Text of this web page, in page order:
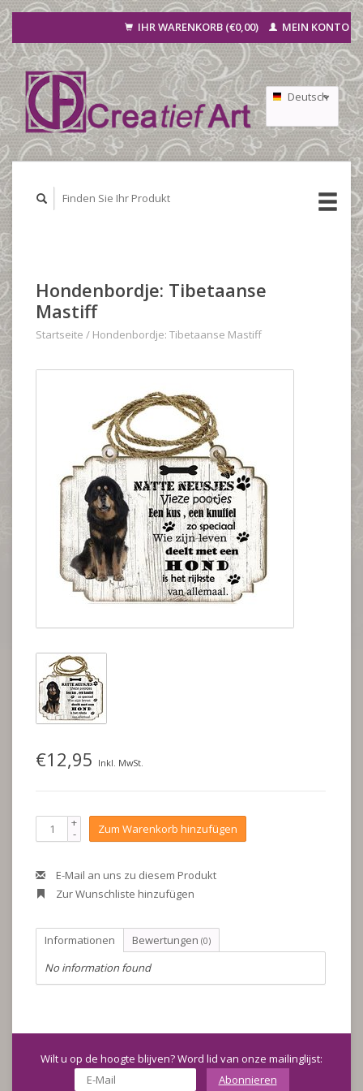
IHR WARENKORB (€0,00) MEIN KONTO
Deutsch
Nederlands
Hondenbordje: Tibetaanse
Mastiff
Startseite / Hondenbordje: Tibetaanse Mastiff
€12,95 Inkl. MwSt.
+
- Zum Warenkorb hinzufügen
E-Mail an uns zu diesem Produkt
Zur Wunschliste hinzufügen
Informationen Bewertungen (0)
No information found
Wilt u op de hoogte blijven? Word lid van onze mailinglijst:
Abonnieren